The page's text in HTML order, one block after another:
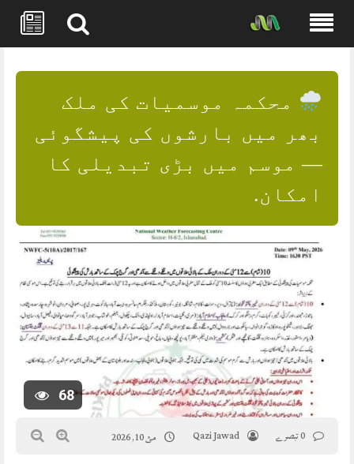
content
محکمہ موسمیات کی ملک
بھر میں بارشوں کی پیشگوئی
— موسم میں بڑی تبدیلی کا
امکان.
68
Qazi Jawad مئ 10, 2026